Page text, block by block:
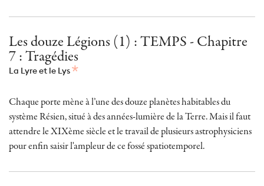
Les douze Légions (1) : TEMPS - Chapitre
7 : Tragédies
La Lyre et le Lys
Chaque porte mène à l’une des douze planètes habitables du
système Résien, situé à des années-lumière de la Terre. Mais il faut
attendre le XIXème siècle et le travail de plusieurs astrophysiciens
pour enfin saisir l'ampleur de ce fossé spatiotemporel.